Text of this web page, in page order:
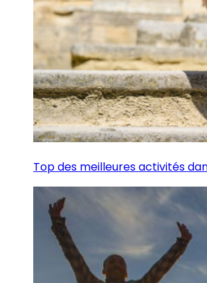
Top des meilleures activités